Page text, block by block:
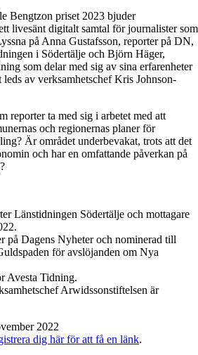
Bengtzon priset 2023 bjuder
livesänt digitalt samtal för journalister som
på Anna Gustafsson, reporter på DN,
i Södertälje och Björn Häger,
som delar med sig av sina erfarenheter
leds av verksamhetschef Kris Johnson-
reporter ta med sig i arbetet med att
och regionernas planer för
Är området underbevakat, trots att det
och har en omfattande påverkan på
Länstidningen Södertälje och mottagare
på Dagens Nyheter och nominerad till
för avslöjanden om Nya
Avesta Tidning.
Arwidssonstiftelsen är
2022
dig här för att få en länk.